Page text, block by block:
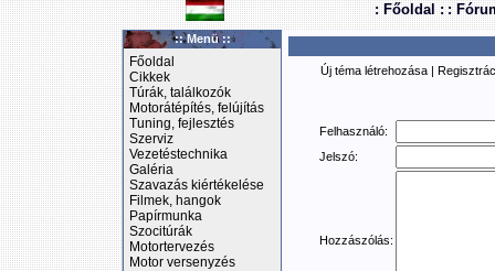
: Főoldal : :
:: Menü ::
Főoldal
Cikkek
Túrák, találkozók
Motorátépítés, felújítás
Tuning, fejlesztés
Szerviz
Vezetéstechnika
Galéria
Szavazás kiértékelése
Filmek, hangok
Papírmunka
Szocitúrák
Motortervezés
Motor versenyzés
Új téma létrehozása |
Felhasználó:
Jelszó:
Hozzászólás: